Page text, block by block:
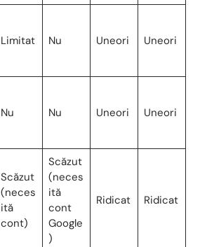
Limitat Nu Uneori Uneori
Nu Nu Uneori Uneori
Scăzut
(neces
ită
cont)
Scăzut
(neces
ită
cont
Google
)
Ridicat Ridicat